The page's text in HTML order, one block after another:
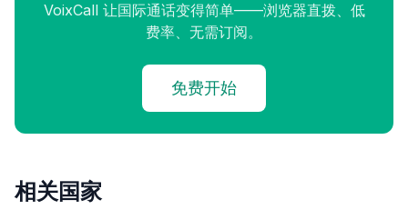
VoixCall 让国际通话变得简单——浏览器直拨、低
费率、无需订阅。
免费开始
相关国家